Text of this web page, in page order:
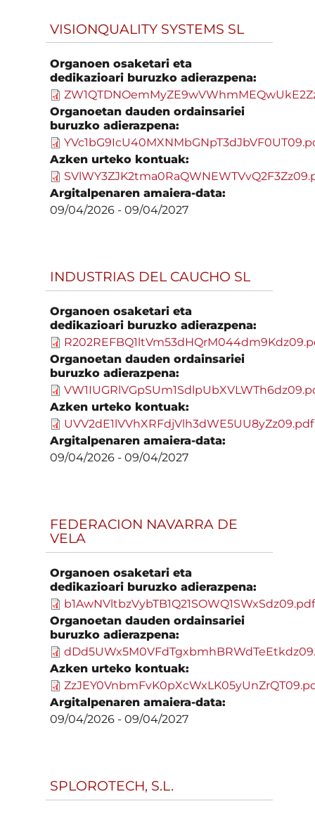
VISIONQUALITY SYSTEMS SL
Organoen osaketari eta
dedikazioari buruzko adierazpena:
Organoetan dauden ordainsariei
buruzko adierazpena:
Azken urteko kontuak:
Argitalpenaren amaiera-data:
09/04/2026 -09/04/2027
INDUSTRIAS DEL CAUCHO SL
Organoen osaketari eta
dedikazioari buruzko adierazpena:
Organoetan dauden ordainsariei
buruzko adierazpena:
Azken urteko kontuak:
UVV2dE1lVVhXRFdjVlh3dWE5UU8yZz09.pdf
Argitalpenaren amaiera-data:
09/04/2026 -09/04/2027
FEDERACION NAVARRA DE
VELA
Organoen osaketari eta
dedikazioari buruzko adierazpena:
b1AwNVltbzVybTB1Q21SOWQ1SWxSdz09.pdf
Organoetan dauden ordainsariei
buruzko adierazpena:
Azken urteko kontuak:
Argitalpenaren amaiera-data:
09/04/2026 -09/04/2027
SPLOROTECH, S.L.